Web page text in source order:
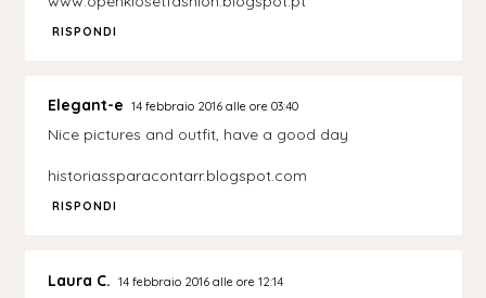
RISPONDI
Elegant-e 14 febbraio 2016 alle ore 03:40
Nice pictures and outfit, have a good day
historiassparacontarr.blogspot.com
RISPONDI
Laura C. 14 febbraio 2016 alle ore 12:14